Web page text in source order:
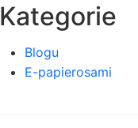
Kategorie
Blogu
E-papierosami